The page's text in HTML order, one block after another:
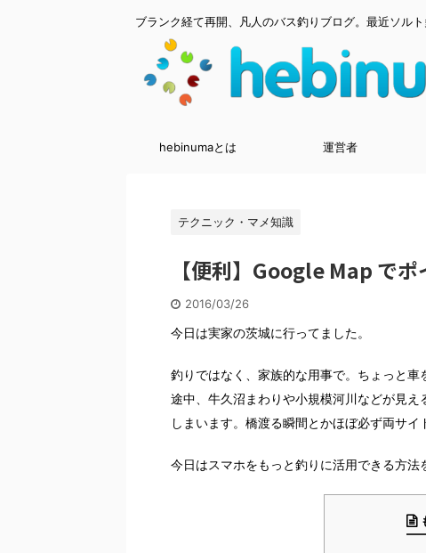
ブランク経て再開、凡人のバス釣りブログ。最近ソルト
hebinumaとは 運営者
テクニック・マメ知識
【便利】Google Map で
2016/03/26
今日は実家の茨城に行ってました。
釣りではなく、家族的な用事で。ちょっと車
途中、牛久沼まわりや小規模河川などが見
しまいます。橋渡る瞬間とかほぼ必ず両サイ
今日はスマホをもっと釣りに活用できる方法